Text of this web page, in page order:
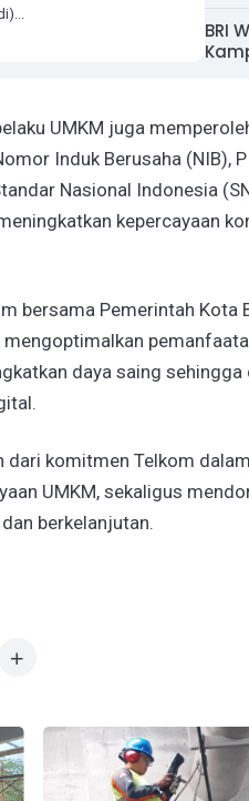
BRI
UMKM juga
Induk Berusaha (NIB),
Nasional Indonesia
kepercayaan
bersama Pemerintah Kota
mengoptimalkan
daya saing
dari komitmen Telkom
UMKM, sekaligus
berkelanjutan.